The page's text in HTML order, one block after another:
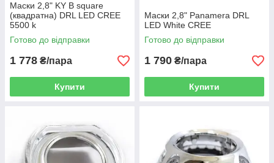
Маски 2,8" KY B square
(квадратна) DRL LED CREE
5500 k
Готово до відправки
1 778 ₴/пара
Купити
Маски 2,8" Panamera DRL
LED White CREE
Готово до відправки
1 790 ₴/пара
Купити